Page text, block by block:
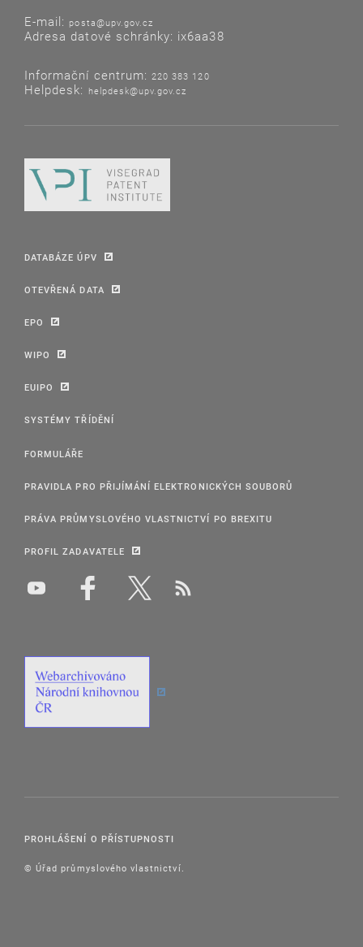
E-mail: posta@upv.gov.cz
Adresa datové schránky: ix6aa38
Informační centrum: 220 383 120
Helpdesk: helpdesk@upv.gov.cz
DATABÁZE ÚPV
OTEVŘENÁ DATA
EPO
WIPO
EUIPO
SYSTÉMY TŘÍDĚNÍ
FORMULÁŘE
PRAVIDLA PRO PŘIJÍMÁNÍ ELEKTRONICKÝCH SOUBORŮ
PRÁVA PRŮMYSLOVÉHO VLASTNICTVÍ PO BREXITU
PROFIL ZADAVATELE
PROHLÁŠENÍ O PŘÍSTUPNOSTI
© Úřad průmyslového vlastnictví.